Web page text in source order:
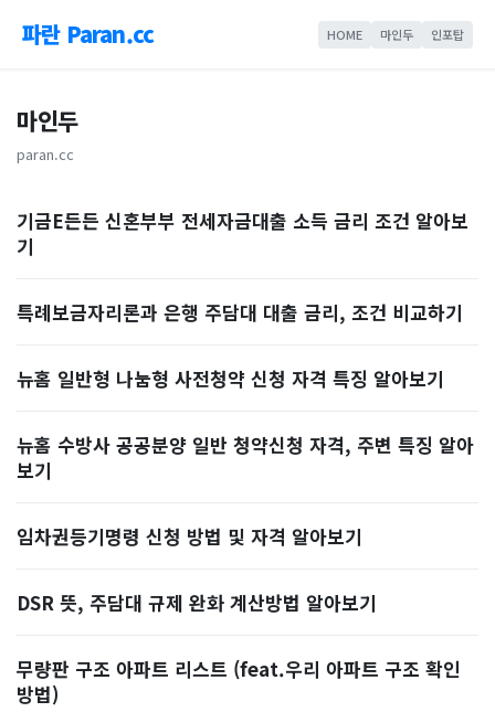
파란 Paran.cc HOME 마인두 인포탑
마인두
paran.cc
기금E든든 신혼부부 전세자금대출 소득 금리 조건 알아보
기
특례보금자리론과 은행 주담대 대출 금리, 조건 비교하기
뉴홈 일반형 나눔형 사전청약 신청 자격 특징 알아보기
뉴홈 수방사 공공분양 일반 청약신청 자격, 주변 특징 알아
보기
임차권등기명령 신청 방법 및 자격 알아보기
DSR 뜻, 주담대 규제 완화 계산방법 알아보기
무량판 구조 아파트 리스트 (feat.우리 아파트 구조 확인
방법)